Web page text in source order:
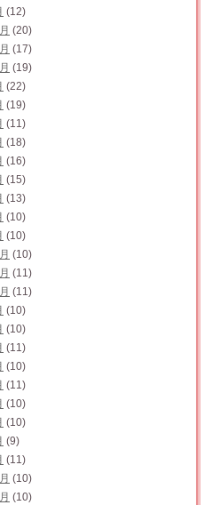
(12)
(20)
(17)
(19)
(22)
(19)
(11)
(18)
(16)
(15)
(13)
(10)
(10)
(10)
(11)
(11)
(10)
(10)
(11)
(10)
(11)
(10)
(10)
(9)
(11)
(10)
(10)